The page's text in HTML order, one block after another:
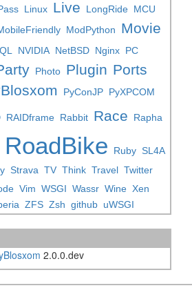
Linux Live LongRide MCU
ModPython
Movie
NVIDIA NetBSD Nginx PC
Photo Plugin Ports
PyConJP PyXPCOM
RAIDframe Rabbit Race Rapha
RoadBike Ruby SL4A
Strava TV Think Travel Twitter
Vim WSGI Wassr Wine Xen
ZFS Zsh github uWSGI
2.0.0.dev